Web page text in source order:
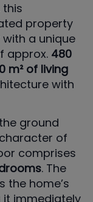
this
property
a unique
approx. 480
m² of living
with
ground
of
comprises
. The
the home’s
it immediately